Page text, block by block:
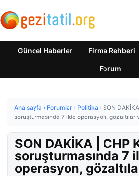
Güncel Haberler Firma Rehberi
Forum
Ana sayfa › Forumlar › Politika › SON
soruşturmasında 7 ilde operasyon, gözaltılar
SON DAKİKA | CHP
soruşturmasında 7
operasyon,